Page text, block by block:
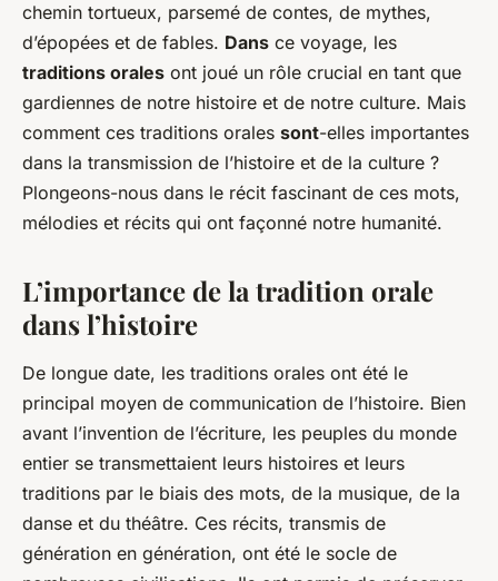
chemin tortueux, parsemé de contes, de mythes,
d’épopées et de fables. Dans ce voyage, les
traditions orales ont joué un rôle crucial en tant que
gardiennes de notre histoire et de notre culture. Mais
comment ces traditions orales sont-elles importantes
dans la transmission de l’histoire et de la culture ?
Plongeons-nous dans le récit fascinant de ces mots,
mélodies et récits qui ont façonné notre humanité.
L’importance de la tradition orale
dans l’histoire
De longue date, les traditions orales ont été le
principal moyen de communication de l’histoire. Bien
avant l’invention de l’écriture, les peuples du monde
entier se transmettaient leurs histoires et leurs
traditions par le biais des mots, de la musique, de la
danse et du théâtre. Ces récits, transmis de
génération en génération, ont été le socle de